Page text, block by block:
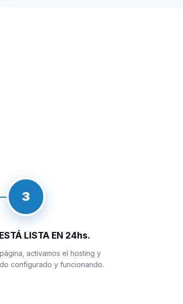
3
LISTA EN 24hs.
activamos el hosting y
configurado y funcionando.